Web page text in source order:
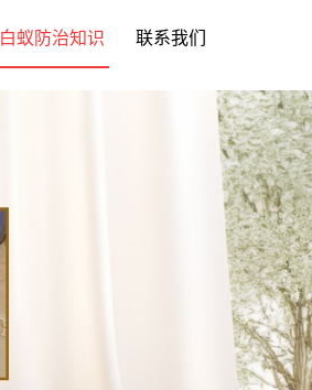
白蚁防治知识 联系我们